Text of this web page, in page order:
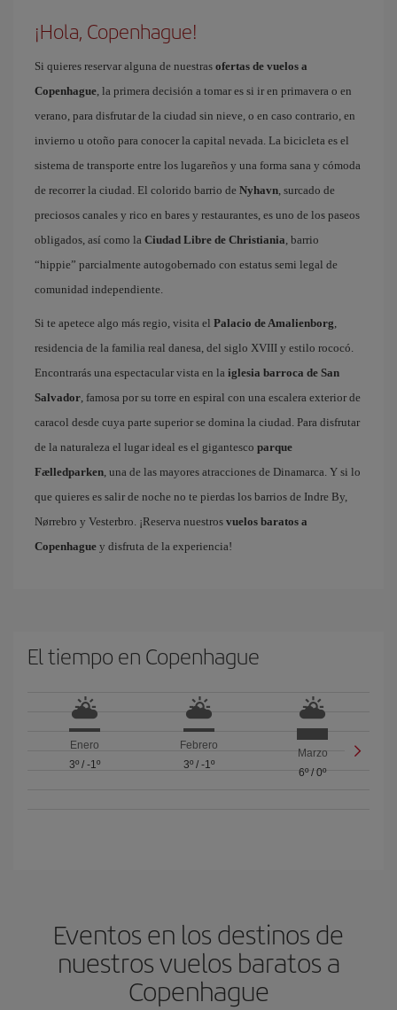
¡Hola, Copenhague!
Si quieres reservar alguna de nuestras ofertas de vuelos a
Copenhague, la primera decisión a tomar es si ir en primavera o en
verano, para disfrutar de la ciudad sin nieve, o en caso contrario, en
invierno u otoño para conocer la capital nevada. La bicicleta es el
sistema de transporte entre los lugareños y una forma sana y cómoda
de recorrer la ciudad. El colorido barrio de Nyhavn, surcado de
preciosos canales y rico en bares y restaurantes, es uno de los paseos
obligados, así como la Ciudad Libre de Christiania, barrio
“hippie” parcialmente autogobernado con estatus semi legal de
comunidad independiente.
Si te apetece algo más regio, visita el Palacio de Amalienborg,
residencia de la familia real danesa, del siglo XVIII y estilo rococó.
Encontrarás una espectacular vista en la iglesia barroca de San
Salvador, famosa por su torre en espiral con una escalera exterior de
caracol desde cuya parte superior se domina la ciudad. Para disfrutar
de la naturaleza el lugar ideal es el gigantesco parque
Fælledparken, una de las mayores atracciones de Dinamarca. Y si lo
que quieres es salir de noche no te pierdas los barrios de Indre By,
Nørrebro y Vesterbro. ¡Reserva nuestros vuelos baratos a
Copenhague y disfruta de la experiencia!
El tiempo en Copenhague
Enero
3º/ -1º
Febrero
3º/ -1º
Marzo
6º/0º
Eventos en los destinos de
nuestros vuelos baratos a
Copenhague